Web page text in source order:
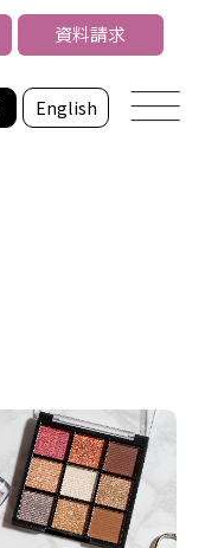
English
資料請求